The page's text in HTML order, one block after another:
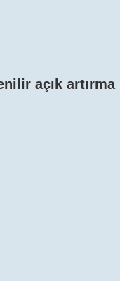
açık artırma